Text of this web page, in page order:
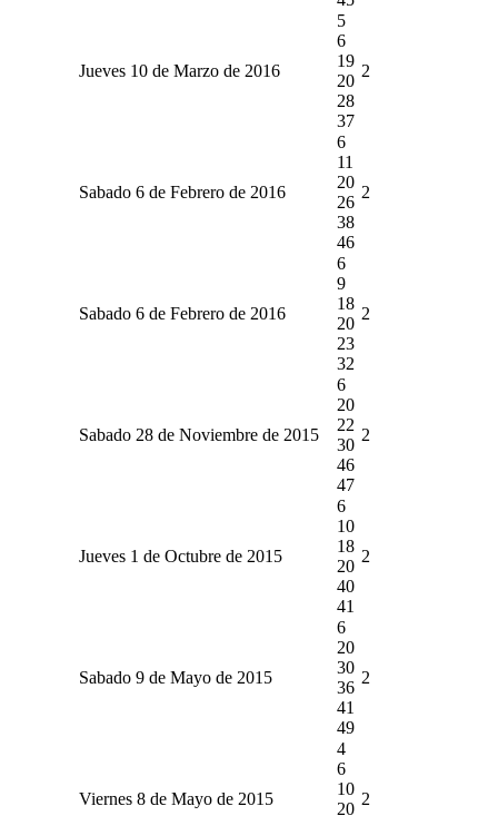
Jueves 10 de Marzo de 2016
5
6
19
20
28
37
2
Sabado 6 de Febrero de 2016
6
11
20
26
38
46
2
Sabado 6 de Febrero de 2016
6
9
18
20
23
32
2
Sabado 28 de Noviembre de 2015
6
20
22
30
46
47
2
Jueves 1 de Octubre de 2015
6
10
18
20
40
41
2
Sabado 9 de Mayo de 2015
6
20
30
36
41
49
2
Viernes 8 de Mayo de 2015
4
6
10
20
2